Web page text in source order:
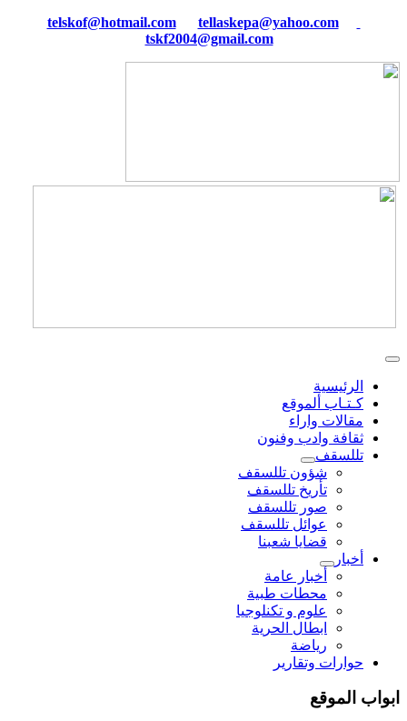
tellaskepa@yahoo.com
tskf2004@gmail.com
الرئيسية
كـتـاب ألموقع
مقالات واراء
ثقافة وادب وفنون
تللسقف
شؤون تللسقف
تأريخ تللسقف
صور تللسقف
عوائل تللسقف
قضايا شعبنا
أخبار
أخبار عامة
محطات طبية
علوم و تکنلوجیا
ابطال الحرية
رياضة
حوارات وتقارير
ابواب الموقع